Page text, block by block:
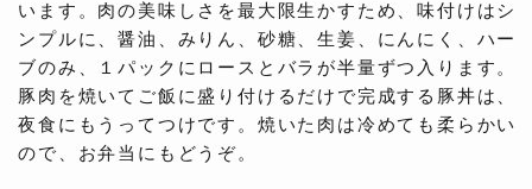
います。肉の美味しさを最大限生かすため、味付けはシ
ンプルに、醤油、みりん、砂糖、生姜、にんにく、ハー
ブのみ、１パックにロースとバラが半量ずつ入ります。
豚肉を焼いてご飯に盛り付けるだけで完成する豚丼は、
夜食にもうってつけです。焼いた肉は冷めても柔らかい
ので、お弁当にもどうぞ。